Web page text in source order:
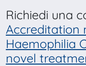
Richiedi una
Accreditation
Haemophilia
novel